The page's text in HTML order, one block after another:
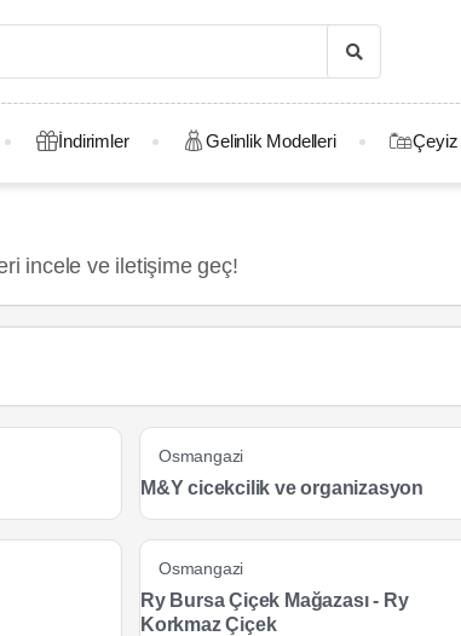
İndirimler Gelinlik Modelleri Çeyiz
incele ve iletişime geç!
Osmangazi
M&Y cicekcilik ve organizasyon
Osmangazi
Ry Bursa Çiçek Mağazası - Ry
Korkmaz Çiçek